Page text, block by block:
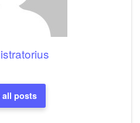
all posts